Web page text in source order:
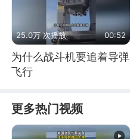
25.0万 次播放 00:52
为什么战斗机要追着导弹
飞行
更多热门视频